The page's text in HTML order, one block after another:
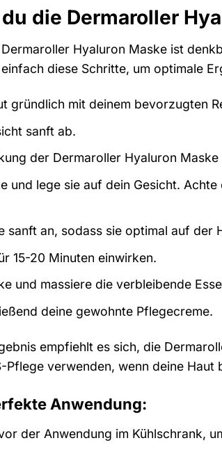
die Dermaroller
Hyaluron Maske ist
diese Schritte, um optimale
gründlich mit deinem bevorzugten
sanft ab.
der Dermaroller Hyaluron
und lege sie auf dein Gesicht.
sanft an, sodass sie optimal auf der
15-20 Minuten einwirken.
und massiere die verbleibende
deine gewohnte Pflegecreme.
empfiehlt es sich, die
Pflege verwenden, wenn deine
Anwendung:
der Anwendung im Kühlschrank,